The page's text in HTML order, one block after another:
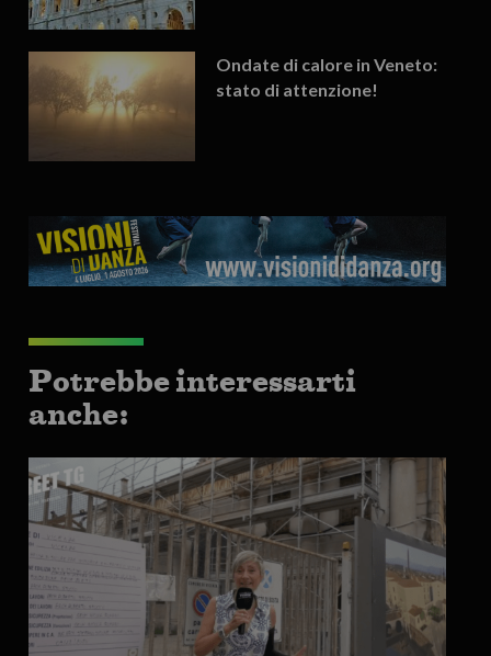
Ondate di calore in Veneto:
stato di attenzione!
Potrebbe interessarti
anche: